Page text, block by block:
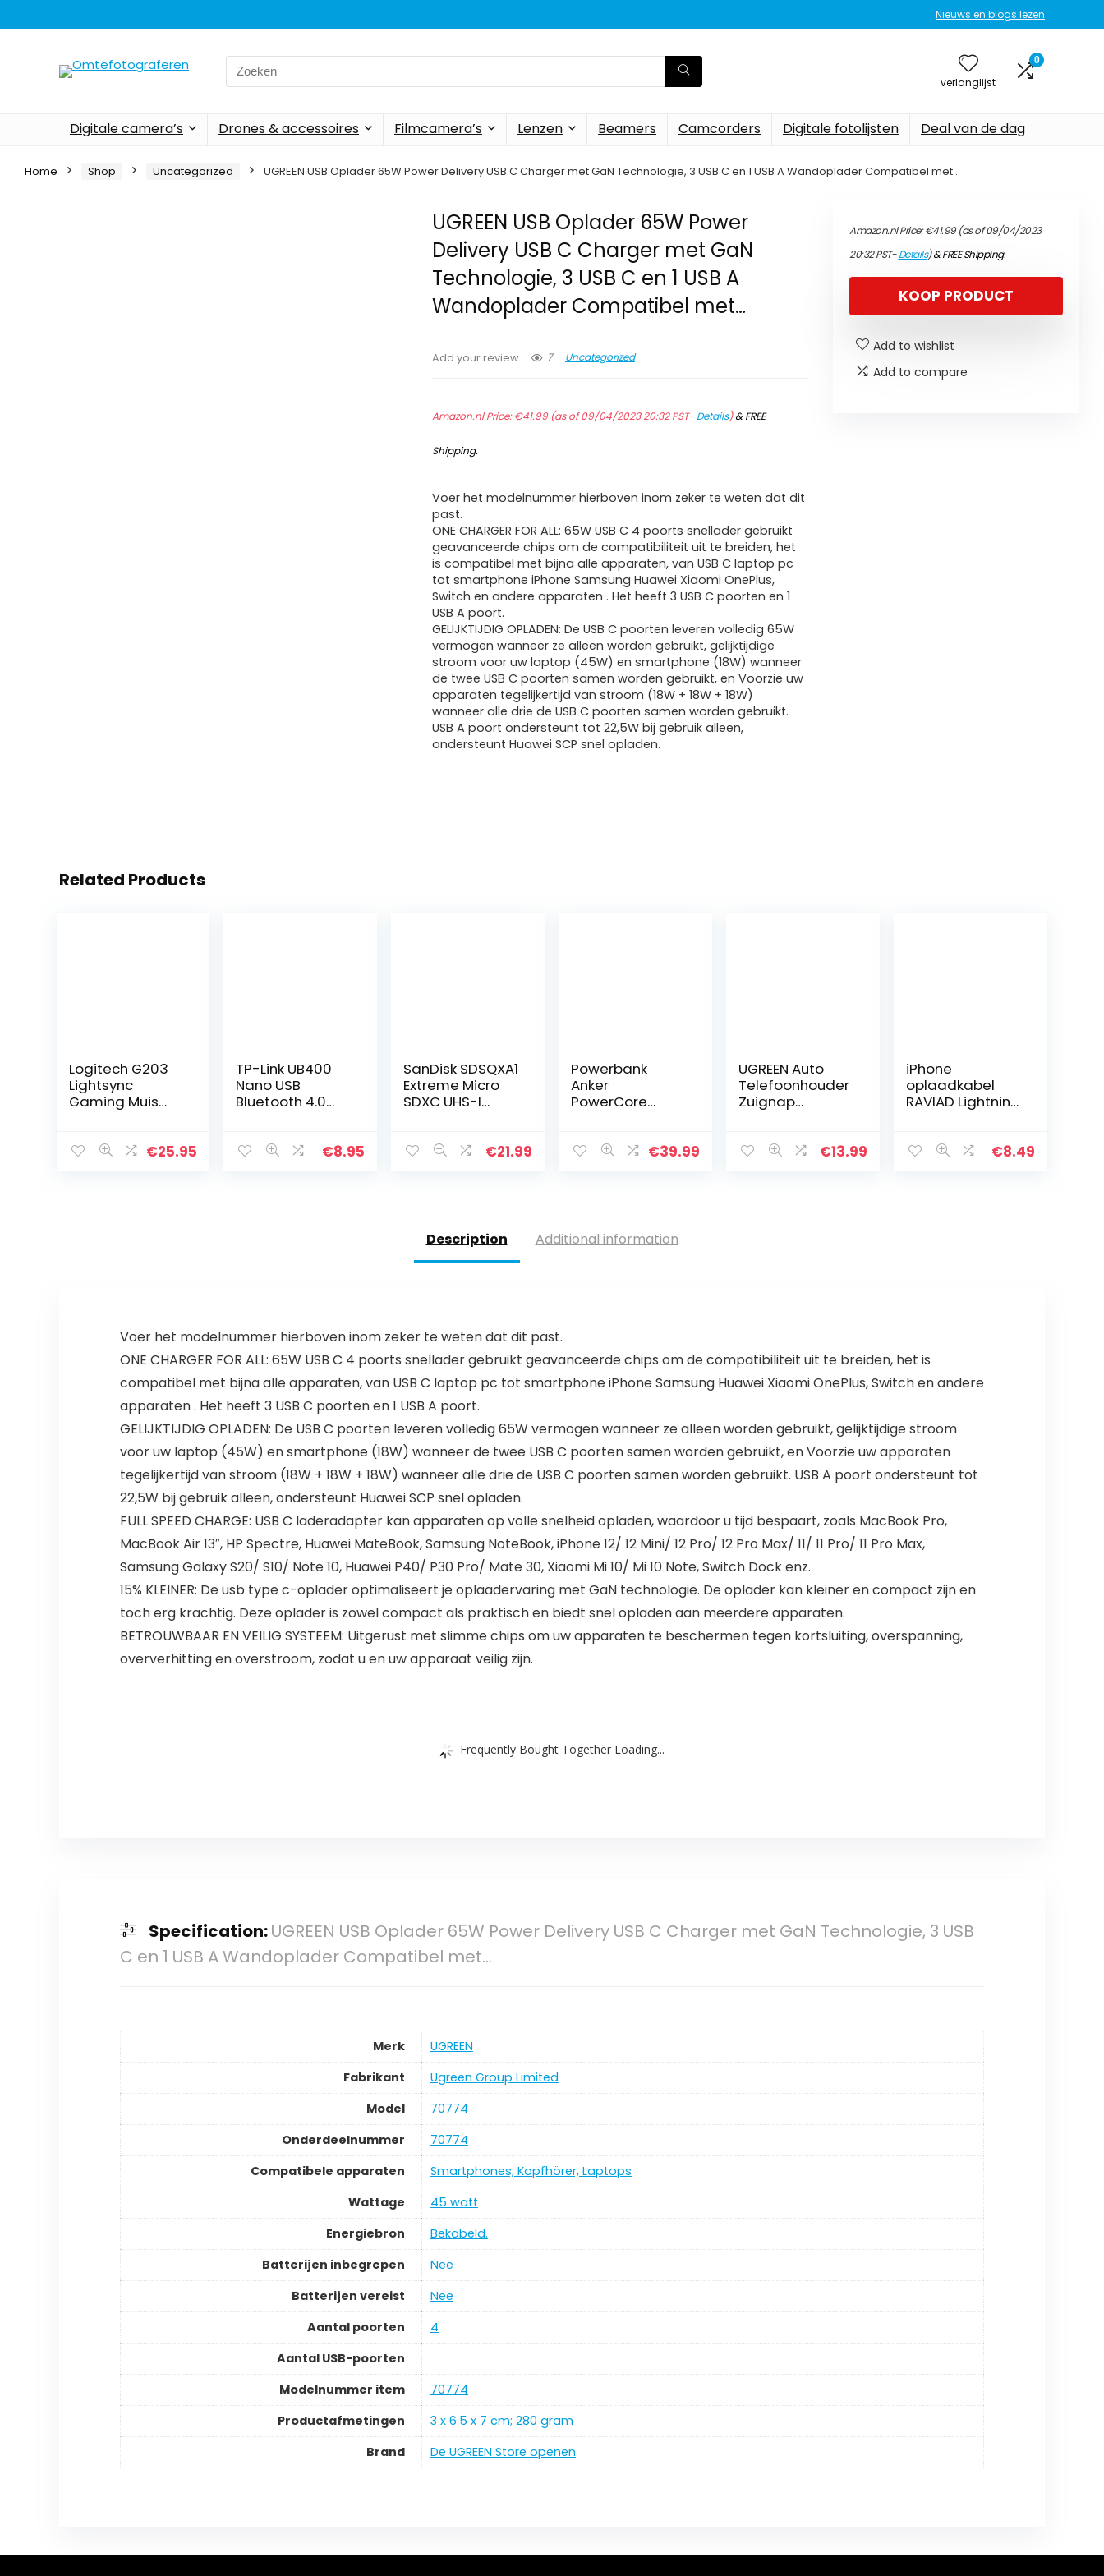
Nieuws en blogs lezen
Search
for:
verlanglijst
0
Digitale camera’s Drones & accessoires Filmcamera’s Lenzen Beamers Camcorders Digitale fotolijsten Deal van de dag
Home Shop Uncategorized UGREEN USB Oplader 65W Power Delivery USB C Charger met GaN Technologie, 3 USB C en 1 USB A Wandoplader Compatibel met…
UGREEN USB Oplader 65W Power
Delivery USB C Charger met GaN
Technologie, 3 USB C en 1 USB A
Wandoplader Compatibel met…
Add your review 7 Uncategorized
Amazon.nl Price:€41.99(as of 09/04/2023 20:32 PST- Details)&FREE
Shipping.
Voer het modelnummer hierboven inom zeker te weten dat dit
past.
ONE CHARGER FOR ALL: 65W USB C 4 poorts snellader gebruikt
geavanceerde chips om de compatibiliteit uit te breiden, het
is compatibel met bijna alle apparaten, van USB C laptop pc
tot smartphone iPhone Samsung Huawei Xiaomi OnePlus,
Switch en andere apparaten . Het heeft 3 USB C poorten en 1
USB A poort.
GELIJKTIJDIG OPLADEN: De USB C poorten leveren volledig 65W
vermogen wanneer ze alleen worden gebruikt, gelijktijdige
stroom voor uw laptop (45W) en smartphone (18W) wanneer
de twee USB C poorten samen worden gebruikt, en Voorzie uw
apparaten tegelijkertijd van stroom (18W + 18W + 18W)
wanneer alle drie de USB C poorten samen worden gebruikt.
USB A poort ondersteunt tot 22,5W bij gebruik alleen,
ondersteunt Huawei SCP snel opladen.
Amazon.nl Price:€41.99(as of 09/04/2023
20:32 PST-Details)&FREE Shipping.
KOOP PRODUCT
Add to wishlist
Add to compare
Related Products
Logitech G203
Lightsync
Gaming Muis
RGB-verlichting,
€25.95
TP-Link UB400
Nano USB
Bluetooth 4.0
Desktop
€8.95
SanDisk SDSQXA1
Extreme Micro
SDXC UHS-I
Met Adapter,
€21.99
Powerbank
Anker
PowerCore
accu met €39.99
UGREEN Auto
Telefoonhouder
Zuignap
Dashboard Car
€13.99
iPhone
oplaadkabel
RAVIAD Lightning
Cable Nylon Fast
€8.49
Description Additional information
Voer het modelnummer hierboven inom zeker te weten dat dit past.
ONE CHARGER FOR ALL: 65W USB C 4 poorts snellader gebruikt geavanceerde chips om de compatibiliteit uit te breiden, het is
compatibel met bijna alle apparaten, van USB C laptop pc tot smartphone iPhone Samsung Huawei Xiaomi OnePlus, Switch en andere
apparaten . Het heeft 3 USB C poorten en 1 USB A poort.
GELIJKTIJDIG OPLADEN: De USB C poorten leveren volledig 65W vermogen wanneer ze alleen worden gebruikt, gelijktijdige stroom
voor uw laptop (45W) en smartphone (18W) wanneer de twee USB C poorten samen worden gebruikt, en Voorzie uw apparaten
tegelijkertijd van stroom (18W + 18W + 18W) wanneer alle drie de USB C poorten samen worden gebruikt. USB A poort ondersteunt tot
22,5W bij gebruik alleen, ondersteunt Huawei SCP snel opladen.
FULL SPEED CHARGE: USB C laderadapter kan apparaten op volle snelheid opladen, waardoor u tijd bespaart, zoals MacBook Pro,
MacBook Air 13″, HP Spectre, Huawei MateBook, Samsung NoteBook, iPhone 12/ 12 Mini/ 12 Pro/ 12 Pro Max/ 11/ 11 Pro/ 11 Pro Max,
Samsung Galaxy S20/ S10/ Note 10, Huawei P40/ P30 Pro/ Mate 30, Xiaomi Mi 10/ Mi 10 Note, Switch Dock enz.
15% KLEINER: De usb type c-oplader optimaliseert je oplaadervaring met GaN technologie. De oplader kan kleiner en compact zijn en
toch erg krachtig. Deze oplader is zowel compact als praktisch en biedt snel opladen aan meerdere apparaten.
BETROUWBAAR EN VEILIG SYSTEEM: Uitgerust met slimme chips om uw apparaten te beschermen tegen kortsluiting, overspanning,
oververhitting en overstroom, zodat u en uw apparaat veilig zijn.
Frequently Bought Together Loading...
Specification:UGREEN USB Oplader 65W Power Delivery USB C Charger met GaN Technologie, 3 USB
C en 1 USB A Wandoplader Compatibel met…
Merk
‎UGREEN
Fabrikant
‎Ugreen Group Limited
Model
‎70774
Onderdeelnummer
‎70774
Compatibele apparaten
‎Smartphones, Kopfhörer, Laptops
Wattage
‎45 watt
Energiebron
‎Bekabeld.
Batterijen inbegrepen
‎Nee
Batterijen vereist
‎Nee
Aantal poorten
‎4
Aantal USB-poorten
Modelnummer item
‎70774
Productafmetingen
‎3 x 6.5 x 7 cm; 280 gram
Brand
De UGREEN Store openen